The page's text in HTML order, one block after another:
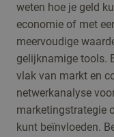
weten hoe je geld
economie of met
meervoudige
gelijknamige tools.
vlak van markt en
netwerkanalyse
marketingstrategie
kunt beïnvloeden.